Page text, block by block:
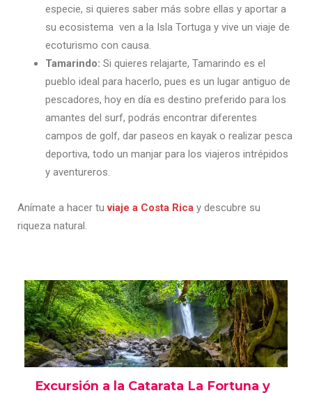
especie, si quieres saber más sobre ellas y aportar a
su ecosistema ven a la Isla Tortuga y vive un viaje de
ecoturismo con causa.
Tamarindo: Si quieres relajarte, Tamarindo es el
pueblo ideal para hacerlo, pues es un lugar antiguo de
pescadores, hoy en día es destino preferido para los
amantes del surf, podrás encontrar diferentes
campos de golf, dar paseos en kayak o realizar pesca
deportiva, todo un manjar para los viajeros intrépidos
y aventureros.
Anímate a hacer tuviaje a Costa Rica y descubre su
riqueza natural.